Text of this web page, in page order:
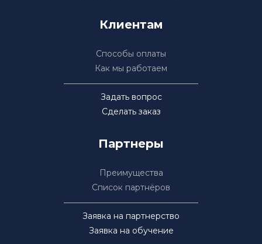
Клиентам
Способы оплаты
Как мы работаем
Задать вопрос
Сделать заказ
Партнеры
Преимущества
Список партнёров
Заявка на партнерство
Заявка на обучение